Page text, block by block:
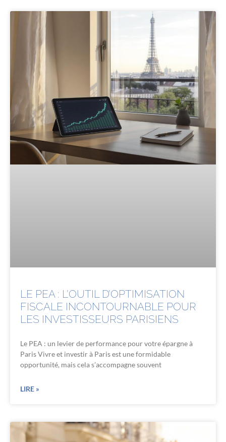
LE PEA : L’OUTIL D’OPTIMISATION
FISCALE INCONTOURNABLE POUR
LES INVESTISSEURS PARISIENS
Le PEA : un levier de performance pour votre épargne à
Paris Vivre et investir à Paris est une formidable
opportunité, mais cela s’accompagne souvent
LIRE »